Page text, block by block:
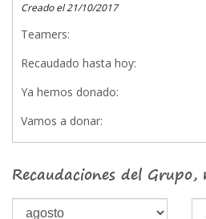
Creado el 21/10/2017
Teamers:
Recaudado hasta hoy:
Ya hemos donado:
Vamos a donar:
Recaudaciones del Grupo,